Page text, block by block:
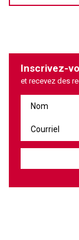
Inscrivez-
et recevez des